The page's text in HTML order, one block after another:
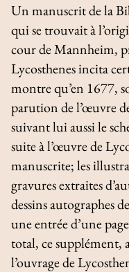
Un manuscrit de la
qui se trouvait à
cour de Mannheim,
Lycosthenes incita
montre qu’en 1677,
parution de l’œuvre
suivant lui aussi le
suite à l’œuvre de
manuscrite; les
gravures extraites
dessins autographes
une entrée d’une
total, ce supplément,
l’ouvrage de